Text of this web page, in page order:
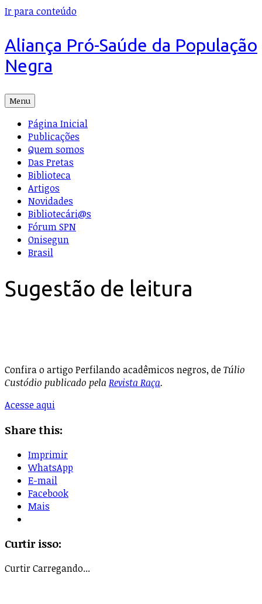
Ir para conteúdo
Aliança Pró-Saúde da População
Negra
Menu
Página Inicial
Publicações
Quem somos
Das Pretas
Biblioteca
Artigos
Novidades
Bibliotecári@s
Fórum SPN
Onisegun
Brasil
Sugestão de leitura
Confira o artigo Perfilando acadêmicos negros, deTúlio
Custódio publicado pela Revista Raça.
Acesse aqui
Share this:
Imprimir
WhatsApp
E-mail
Facebook
Mais
Curtir isso:
CurtirCarregando...